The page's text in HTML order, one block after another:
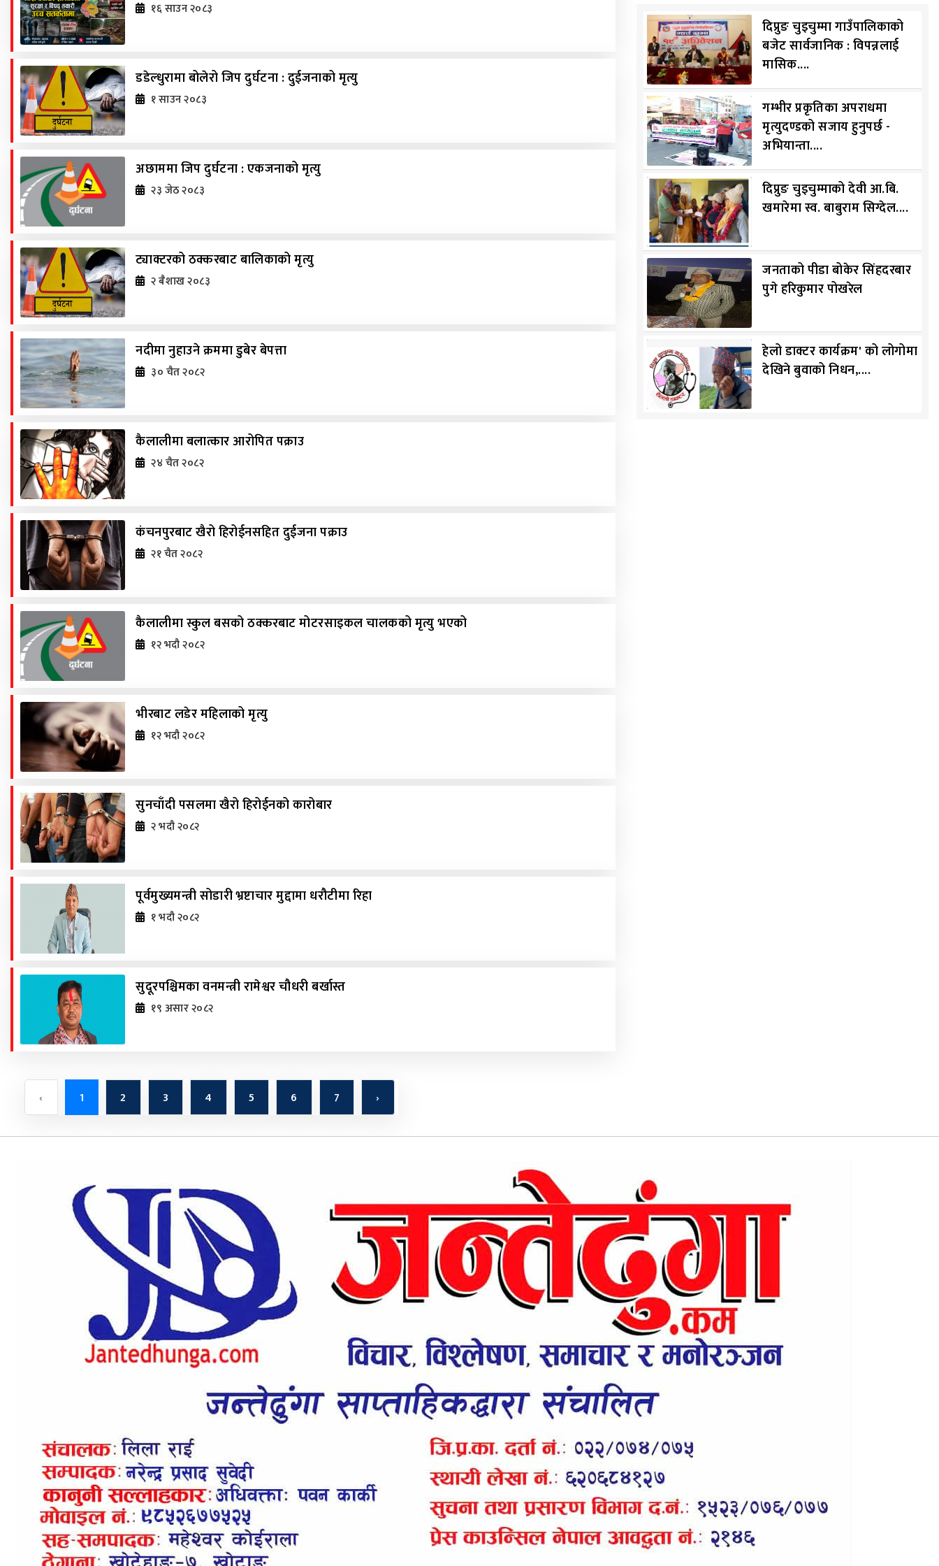
१६ साउन २०८३
डडेल्धुरामा बोलेरो जिप दुर्घटना : दुईजनाको मृत्यु
१ साउन २०८३
अछाममा जिप दुर्घटना : एकजनाको मृत्यु
२३ जेठ २०८३
ट्याक्टरको ठक्करबाट बालिकाको मृत्यु
२ ब‌ैशाख २०८३
नदीमा नुहाउने क्रममा डुबेर बेपत्ता
३० चैत २०८२
कैलालीमा बलात्कार आरोपित पक्राउ
२४ चैत २०८२
कंचनपुरबाट खैरो हिरोईनसहित दुईजना पक्राउ
२१ चैत २०८२
कैलालीमा स्कुल बसको ठक्करबाट मोटरसाइकल चालकको मृत्यु भएको
१२ भदौ २०८२
भीरबाट लडेर महिलाको मृत्यु
१२ भदौ २०८२
सुनचाँदी पसलमा खैरो हिरोईनको कारोबार
२ भदौ २०८२
पूर्वमुख्यमन्त्री सोडारी भ्रष्टाचार मुद्दामा धरौटीमा रिहा
१ भदौ २०८२
सुदूरपश्चिमका वनमन्त्री रामेश्वर चौधरी बर्खास्त
१९ असार २०८२
‹ 1 2 3 4 5 6 7 ›
दिप्रुङ चुइचुम्मा गाउँपालिकाको
बजेट सार्वजानिक : विपन्नलाई
मासिक....
गम्भीर प्रकृतिका अपराधमा
मृत्युदण्डको सजाय हुनुपर्छ -
अभियान्ता....
दिप्रुङ चुइचुम्माको देवी आ.बि.
खमारेमा स्व. बाबुराम सिग्देल....
जनताको पीडा बोकेर सिंहदरबार
पुगे हरिकुमार पोखरेल
हेलो डाक्टर कार्यक्रम' को लोगोमा
देखिने बुवाको निधन,....